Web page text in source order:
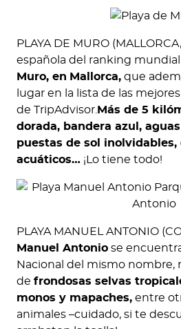
PLAYA DE MURO
española del ranking mundial
Muro, en Mallorca, que
lugar en la lista de las
de TripAdvisor.Más de 5
dorada, bandera azul,
puestas de sol inolvidables,
acuáticos… ¡Lo tiene todo!
PLAYA MANUEL ANTONIO
Manuel Antonio se
Nacional del mismo nombre,
de frondosas selvas
monos y mapaches, entre
animales –cuidado, si te